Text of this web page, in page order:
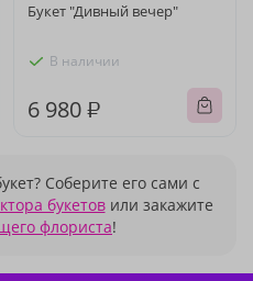
Букет "Дивный вечер"
В наличии
6 980 ₽
Соберите его сами с
букетовили закажите
флориста!